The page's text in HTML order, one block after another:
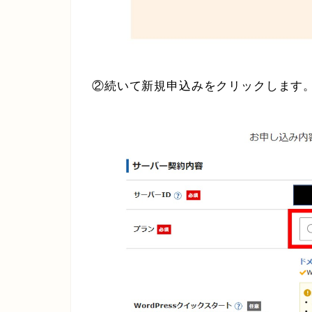
②続いて新規申込みをクリックします